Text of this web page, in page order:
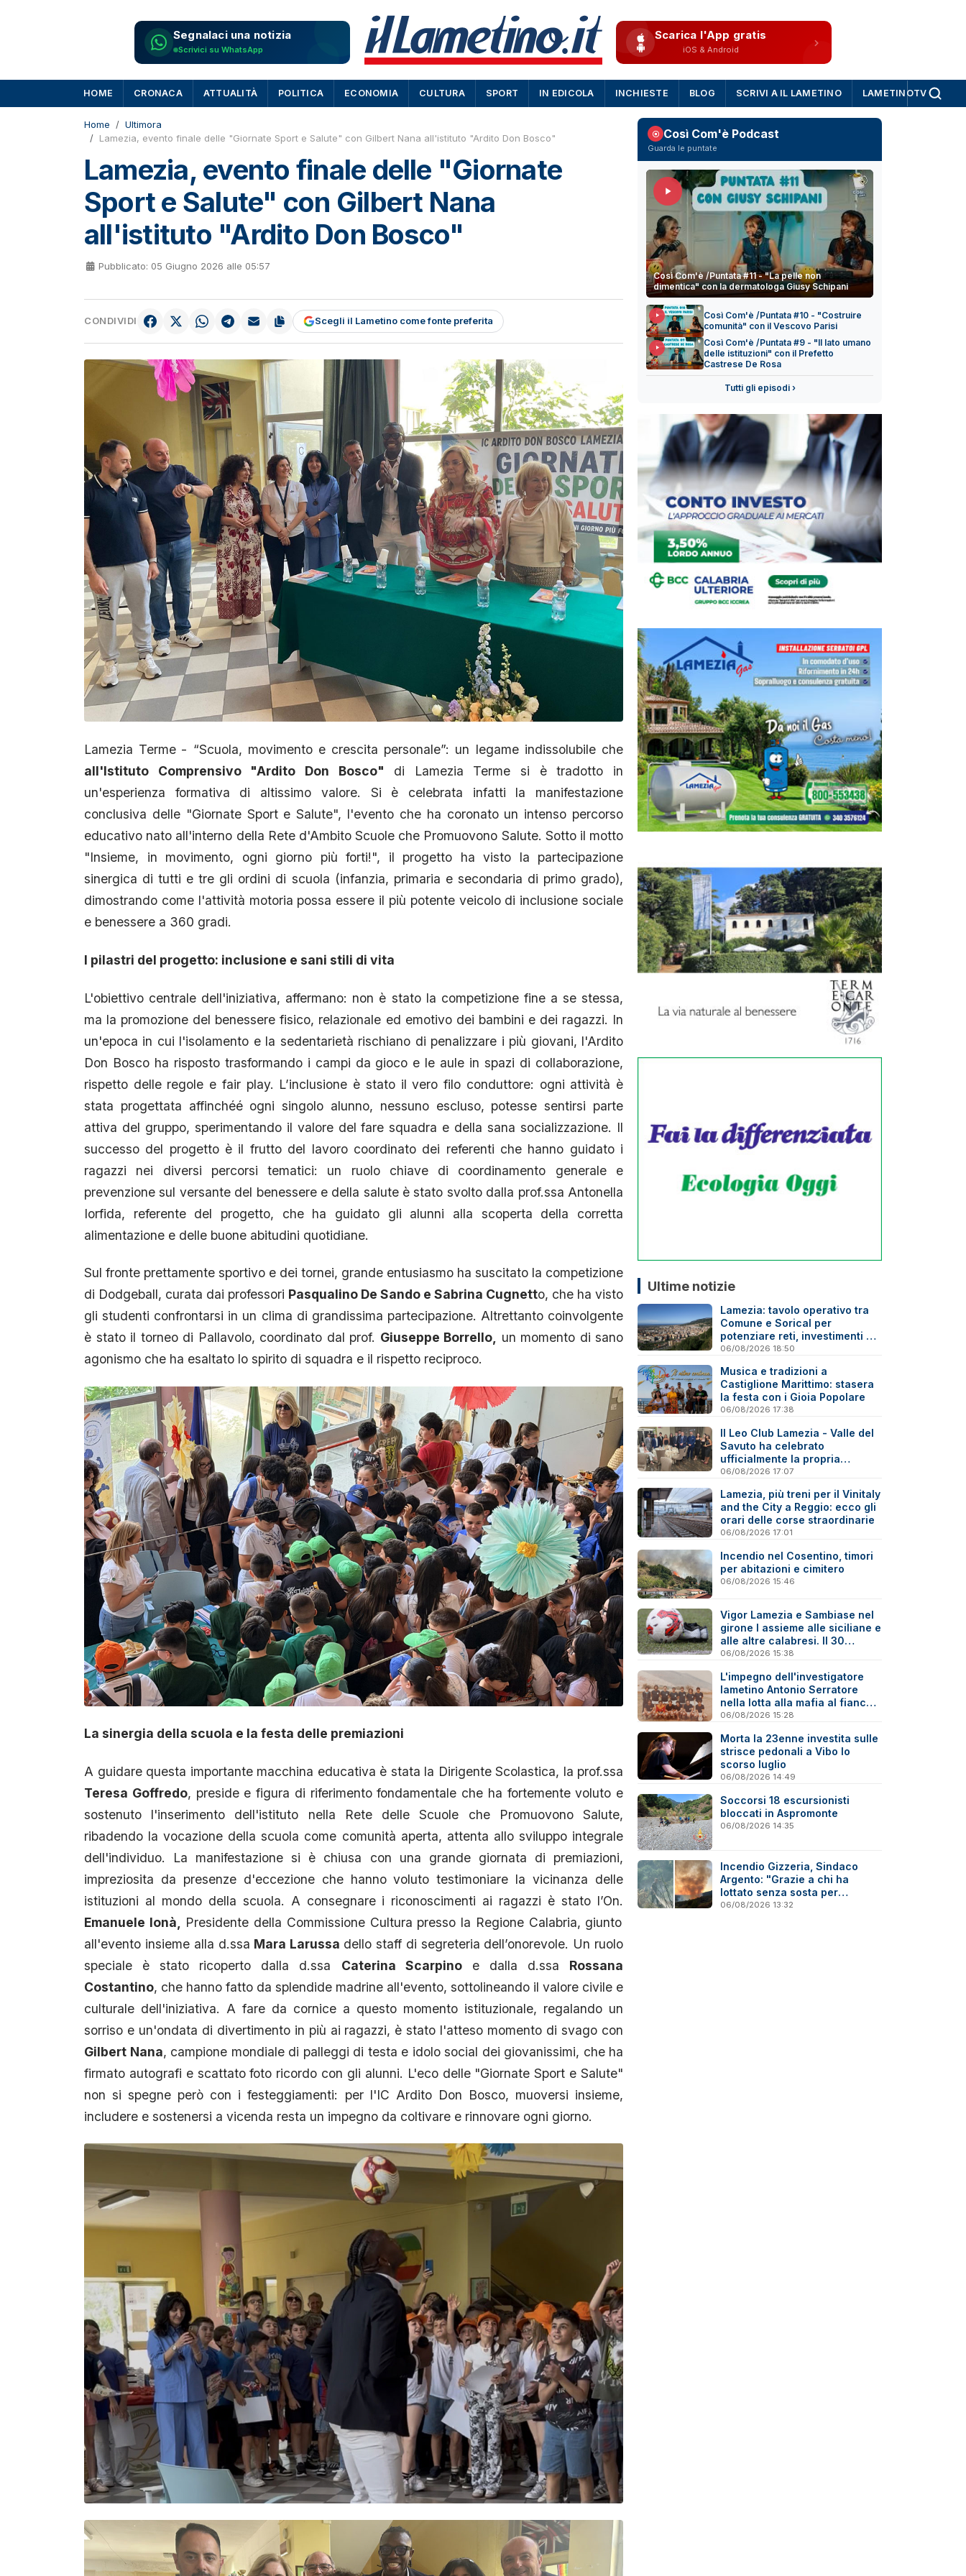
Segnalaci una notizia
Scrivici su WhatsApp
Scarica l'App gratis
iOS & Android
HOME CRONACA ATTUALITÀ POLITICA ECONOMIA CULTURA SPORT IN EDICOLA INCHIESTE BLOG SCRIVI A IL LAMETINO LAMETINOTV
Home
Ultimora
Lamezia, evento finale delle "Giornate Sport e Salute" con Gilbert Nana all'istituto "Ardito Don Bosco"
Lamezia, evento finale delle "Giornate
Sport e Salute" con Gilbert Nana
all'istituto "Ardito Don Bosco"
Pubblicato: 05 Giugno 2026 alle 05:57
CONDIVIDI Scegli il Lametino come fonte preferita
Lamezia Terme - “Scuola, movimento e crescita personale”: un legame indissolubile che
all'Istituto Comprensivo "Ardito Don Bosco" di Lamezia Terme si è tradotto in
un'esperienza formativa di altissimo valore. Si è celebrata infatti la manifestazione
conclusiva delle "Giornate Sport e Salute", l'evento che ha coronato un intenso percorso
educativo nato all'interno della Rete d'Ambito Scuole che Promuovono Salute. Sotto il motto
"Insieme, in movimento, ogni giorno più forti!", il progetto ha visto la partecipazione
sinergica di tutti e tre gli ordini di scuola (infanzia, primaria e secondaria di primo grado),
dimostrando come l'attività motoria possa essere il più potente veicolo di inclusione sociale
e benessere a 360 gradi.
I pilastri del progetto: inclusione e sani stili di vita
L'obiettivo centrale dell'iniziativa, affermano: non è stato la competizione fine a se stessa,
ma la promozione del benessere fisico, relazionale ed emotivo dei bambini e dei ragazzi. In
un'epoca in cui l'isolamento e la sedentarietà rischiano di penalizzare i più giovani, l'Ardito
Don Bosco ha risposto trasformando i campi da gioco e le aule in spazi di collaborazione,
rispetto delle regole e fair play. L’inclusione è stato il vero filo conduttore: ogni attività è
stata progettata affinchéé ogni singolo alunno, nessuno escluso, potesse sentirsi parte
attiva del gruppo, sperimentando il valore del fare squadra e della sana socializzazione. Il
successo del progetto è il frutto del lavoro coordinato dei referenti che hanno guidato i
ragazzi nei diversi percorsi tematici: un ruolo chiave di coordinamento generale e
prevenzione sul versante del benessere e della salute è stato svolto dalla prof.ssa Antonella
Iorfida, referente del progetto, che ha guidato gli alunni alla scoperta della corretta
alimentazione e delle buone abitudini quotidiane.
Sul fronte prettamente sportivo e dei tornei, grande entusiasmo ha suscitato la competizione
di Dodgeball, curata dai professori Pasqualino De Sando e Sabrina Cugnetto, che ha visto
gli studenti confrontarsi in un clima di grandissima partecipazione. Altrettanto coinvolgente
è stato il torneo di Pallavolo, coordinato dal prof. Giuseppe Borrello, un momento di sano
agonismo che ha esaltato lo spirito di squadra e il rispetto reciproco.
La sinergia della scuola e la festa delle premiazioni
A guidare questa importante macchina educativa è stata la Dirigente Scolastica, la prof.ssa
Teresa Goffredo, preside e figura di riferimento fondamentale che ha fortemente voluto e
sostenuto l'inserimento dell'istituto nella Rete delle Scuole che Promuovono Salute,
ribadendo la vocazione della scuola come comunità aperta, attenta allo sviluppo integrale
dell'individuo. La manifestazione si è chiusa con una grande giornata di premiazioni,
impreziosita da presenze d'eccezione che hanno voluto testimoniare la vicinanza delle
istituzioni al mondo della scuola. A consegnare i riconoscimenti ai ragazzi è stato l’On.
Emanuele Ionà,
Presidente della Commissione Cultura presso la Regione Calabria, giunto
all'evento insieme alla d.ssa Mara Larussa dello staff di segreteria dell’onorevole. Un ruolo
speciale è stato ricoperto dalla d.ssa Caterina Scarpinoe dalla d.ssa Rossana
Costantino, che hanno fatto da splendide madrine all'evento, sottolineando il valore civile e
culturale dell'iniziativa. A fare da cornice a questo momento istituzionale, regalando un
sorriso e un'ondata di divertimento in più ai ragazzi, è stato l'atteso momento di svago con
Gilbert Nana, campione mondiale di palleggi di testa e idolo social dei giovanissimi, che ha
firmato autografi e scattato foto ricordo con gli alunni. L'eco delle "Giornate Sport e Salute"
non si spegne però con i festeggiamenti: per l'IC Ardito Don Bosco, muoversi insieme,
includere e sostenersi a vicenda resta un impegno da coltivare e rinnovare ogni giorno.
Così Com'è Podcast
Guarda le puntate
Così Com'è /Puntata #11 - "La pelle non
dimentica" con la dermatologa Giusy Schipani
Così Com'è /Puntata #10 - "Costruire
comunità" con il Vescovo Parisi
Così Com'è /Puntata #9 - "Il lato umano
delle istituzioni" con il Prefetto
Castrese De Rosa
Tutti gli episodi ›
Ultime notizie
Lamezia: tavolo operativo tra
Comune e Sorical per
potenziare reti, investimenti e
manutenzione
06/08/2026 18:50
Musica e tradizioni a
Castiglione Marittimo: stasera
la festa con i Gioia Popolare
06/08/2026 17:38
Il Leo Club Lamezia - Valle del
Savuto ha celebrato
ufficialmente la propria
riattivazione
06/08/2026 17:07
Lamezia, più treni per il Vinitaly
and the City a Reggio: ecco gli
orari delle corse straordinarie
06/08/2026 17:01
Incendio nel Cosentino, timori
per abitazioni e cimitero
06/08/2026 15:46
Vigor Lamezia e Sambiase nel
girone I assieme alle siciliane e
alle altre calabresi. Il 30
agosto stracittadina di Coppa
06/08/2026 15:38
L'impegno dell'investigatore
lametino Antonio Serratore
nella lotta alla mafia al fianco
di Ninni Cassarà
06/08/2026 15:28
Morta la 23enne investita sulle
strisce pedonali a Vibo lo
scorso luglio
06/08/2026 14:49
Soccorsi 18 escursionisti
bloccati in Aspromonte
06/08/2026 14:35
Incendio Gizzeria, Sindaco
Argento: "Grazie a chi ha
lottato senza sosta per
difendere il nostro territorio"
06/08/2026 13:32